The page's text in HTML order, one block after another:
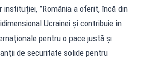
”România a oferit, încă din
Ucrainei şi contribuie în
pentru o pace justă şi
de securitate solide pentru